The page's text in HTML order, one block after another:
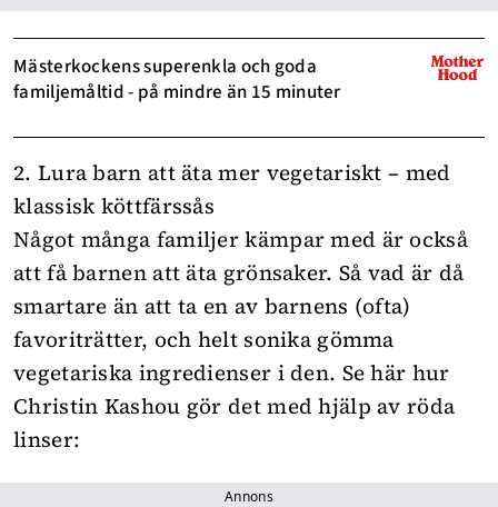
Mästerkockens superenkla och goda
familjemåltid - på mindre än 15 minuter
2. Lura barn att äta mer vegetariskt – med
klassisk köttfärssås
Något många familjer kämpar med är också
att få barnen att äta grönsaker. Så vad är då
smartare än att ta en av barnens (ofta)
favoriträtter, och helt sonika gömma
vegetariska ingredienser i den. Se här hur
Christin Kashou gör det med hjälp av röda
linser:
Annons